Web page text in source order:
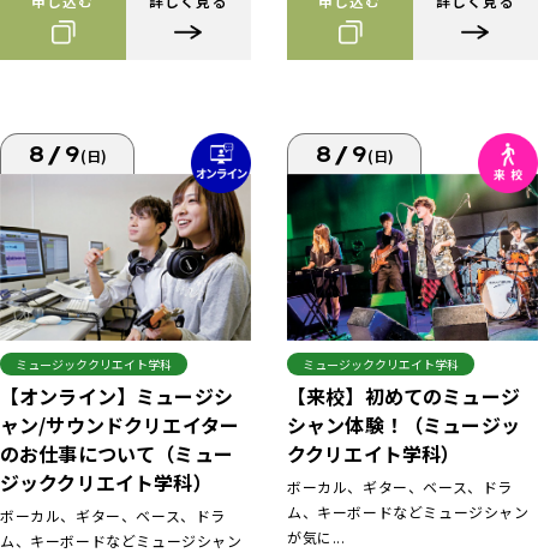
8/9(日)
ミュージッククリエイト学科
【オンライン】ミュージシ
ャン/サウンドクリエイター
のお仕事について（ミュー
ジッククリエイト学科）
ボーカル、ギター、ベース、ドラ
ム、キーボードなどミュージシャン
8/9(日)
ミュージッククリエイト学科
【来校】初めてのミュージ
シャン体験！（ミュージッ
ククリエイト学科）
ボーカル、ギター、ベース、ドラ
ム、キーボードなどミュージシャン
が気に...